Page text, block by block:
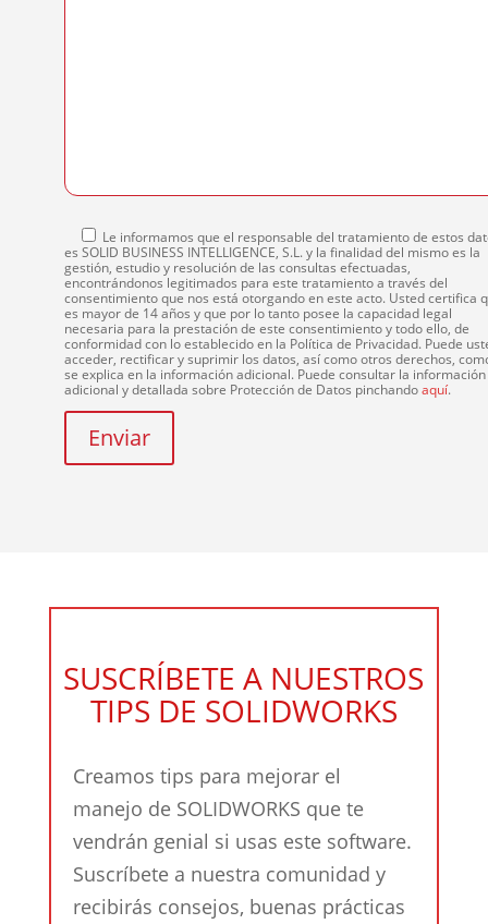
Le informamos que el responsable del tratamiento de estos
es SOLID BUSINESS INTELLIGENCE, S.L. y la finalidad del mismo es la
gestión, estudio y resolución de las consultas efectuadas,
encontrándonos legitimados para este tratamiento a través del
consentimiento que nos está otorgando en este acto. Usted certifica
es mayor de 14 años y que por lo tanto posee la capacidad legal
necesaria para la prestación de este consentimiento y todo ello, de
conformidad con lo establecido en la Política de Privacidad. Puede
acceder, rectificar y suprimir los datos, así como otros derechos,
se explica en la información adicional. Puede consultar la información
adicional y detallada sobre Protección de Datos pinchandoaquí.
SUSCRÍBETE A NUESTROS
TIPS DE SOLIDWORKS
Creamos tips para mejorar el
manejo de SOLIDWORKS que te
vendrán genial si usas este software.
Suscríbete a nuestra comunidad y
recibirás consejos, buenas prácticas